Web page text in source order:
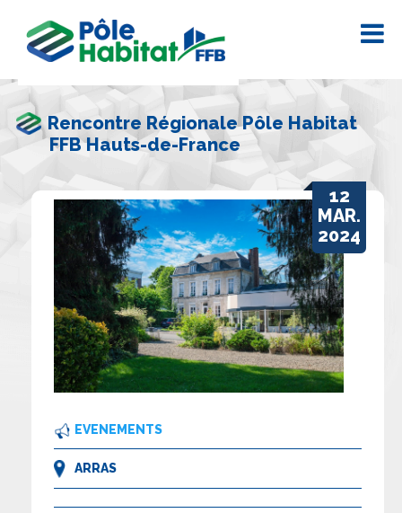
Rencontre Régionale Pôle Habitat
FFB Hauts-de-France
12
MAR.
2024
EVENEMENTS
ARRAS